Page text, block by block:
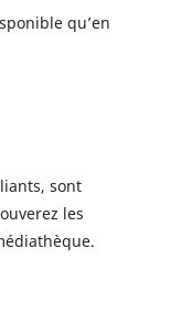
qu’en
sont
les